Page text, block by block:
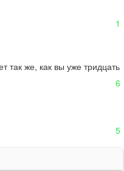
1
так же, как вы уже тридцать
6
5